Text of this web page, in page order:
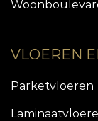
VLOEREN
Parketvloeren